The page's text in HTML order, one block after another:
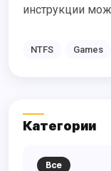
инструкции
NTFS Games
Категории
Все